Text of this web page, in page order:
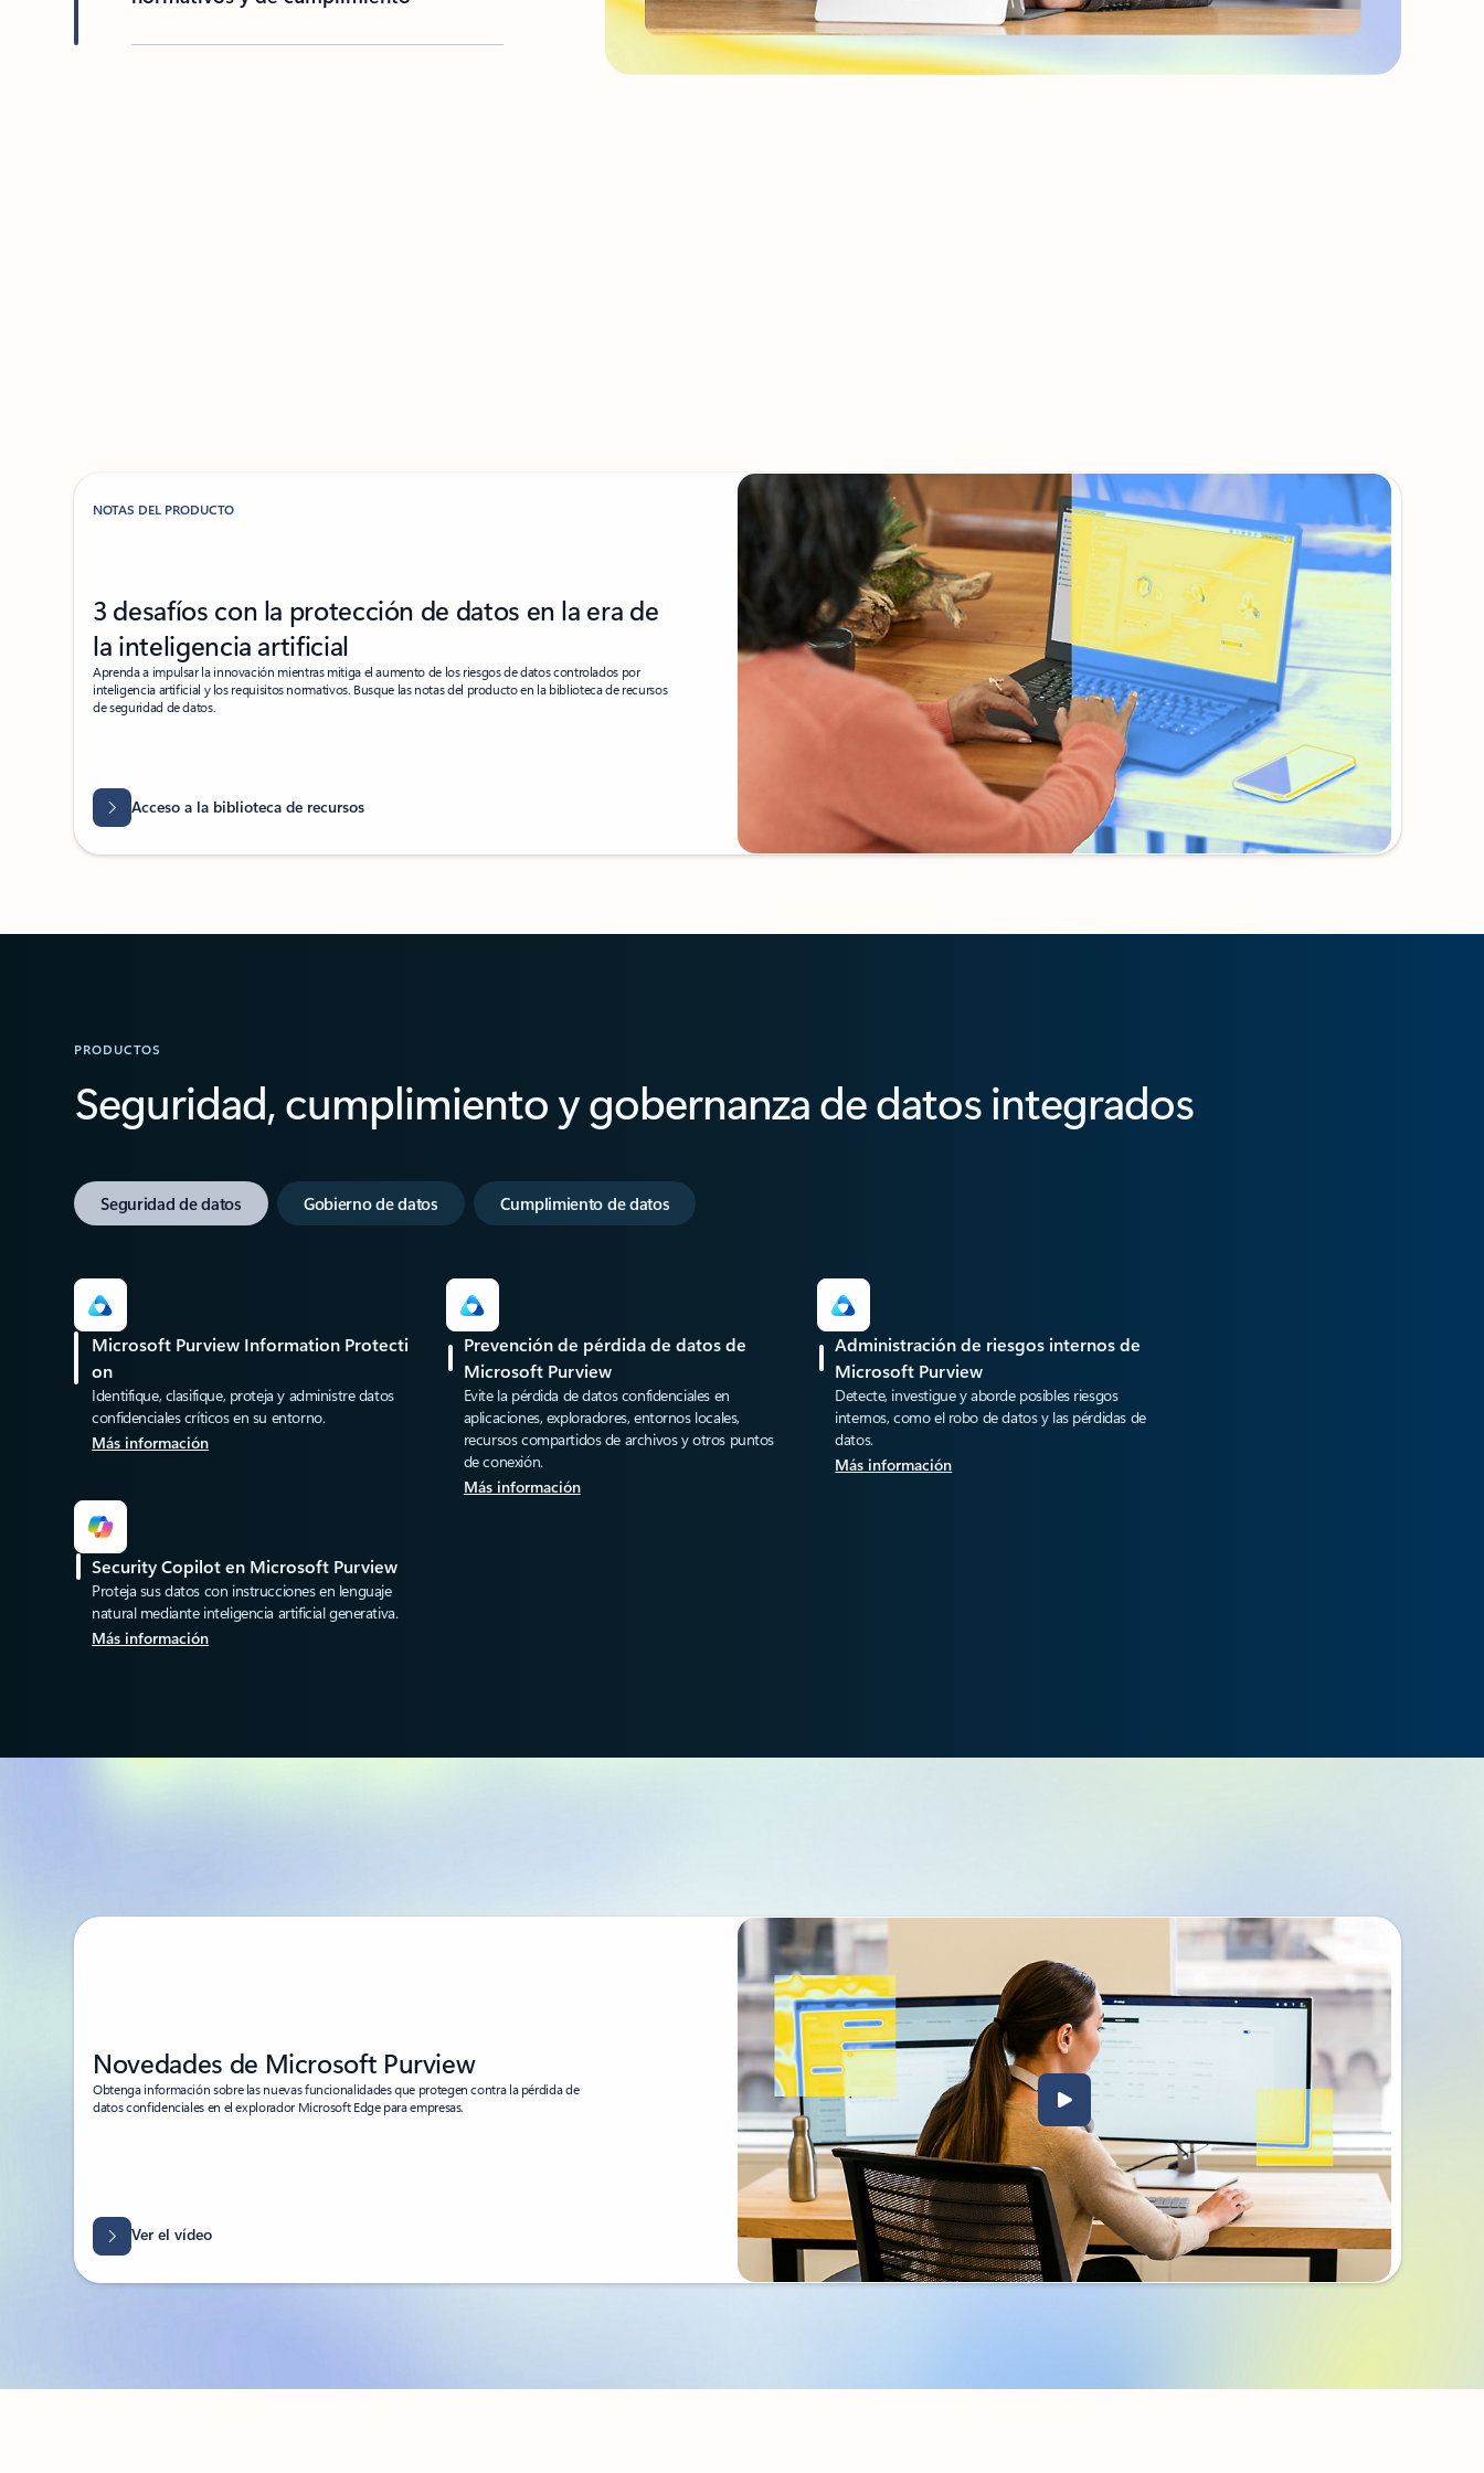
NOTAS DEL PRODUCTO
3 desafíos con la protección de datos en la era de
la inteligencia artificial
Aprenda a impulsar la innovación mientras mitiga el aumento de los riesgos de datos controlados por
inteligencia artificial y los requisitos normativos. Busque las notas del producto en la biblioteca de recursos
de seguridad de datos.
Acceso a la biblioteca de recursos
PRODUCTOS
Seguridad, cumplimiento y gobernanza de datos integrados
Seguridad de datos Gobierno de datos Cumplimiento de datos
Microsoft Purview Information Protecti
on
Identifique, clasifique, proteja y administre datos
confidenciales críticos en su entorno.
Más información
Prevención de pérdida de datos de
Microsoft Purview
Evite la pérdida de datos confidenciales en
aplicaciones, exploradores, entornos locales,
recursos compartidos de archivos y otros puntos
de conexión.
Más información
Administración de riesgos internos de
Microsoft Purview
Detecte, investigue y aborde posibles riesgos
internos, como el robo de datos y las pérdidas de
datos.
Más información
Security Copilot en Microsoft Purview
Proteja sus datos con instrucciones en lenguaje
natural mediante inteligencia artificial generativa.
Más información
Novedades de Microsoft Purview
Obtenga información sobre las nuevas funcionalidades que protegen contra la pérdida de
datos confidenciales en el explorador Microsoft Edge para empresas.
Ver el vídeo